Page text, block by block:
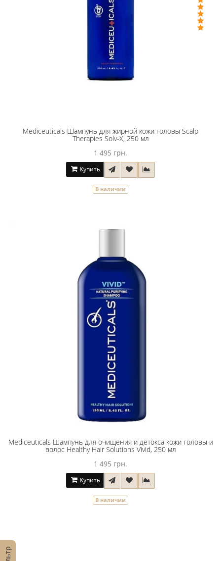
Mediceuticals Шампунь для жирной кожи головы Scalp
Therapies Solv-X, 250 мл
1 495 грн.
Купить
В наличии
Mediceuticals Шампунь для очищения и детокса кожи головы и
волос Healthy Hair Solutions Vivid, 250 мл
1 495 грн.
Купить
В наличии